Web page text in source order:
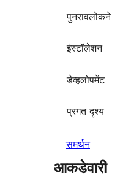
पुनरावलोकने
इंस्टॉलेशन
डेव्हलोपमेंट
प्रगत दृश्य
समर्थन
आकडेवारी